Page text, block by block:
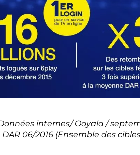
internes/Ooyala /
06/2016 (Ensemble des